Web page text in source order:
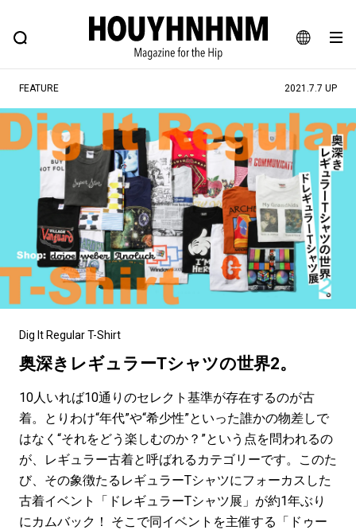
JA
EN
FEATURE BLOG SNAP
ヒップなファッション、カルチャー、ライフスタイルWEBマガジン
#注目のタグ
#SHOPPING ADDICT #憧れの逸品
#MONTHLY JOURNAL #ESSENTIAL DESIGNS
#NEW VINTAGE #古着サミット
#マイナーグッド図鑑 #フイナムのYouTube
#Commune H #FOCUS IT #AH.H
#ととけん #FASHION
#LIFESTYLE
#SPORTS #HANDSOME HANDBOOK
FEATURE 2021.7.7 UP
Dig It Regular T-Shirt
奥深きレギュラーTシャツの世界2。
10人いれば10通りのセレクト基準が存在するのが古
着。とりわけ“年代”や“希少性”といった誰かの物差しで
はなく“それをどう楽しむのか？”という点を問われるの
が、レギュラー古着と呼ばれるカテゴリーです。このた
び、その象徴たるレギュラーTシャツにフォーカスした
古着イベント「ドレギュラーTシャツ展」が約1年ぶり
にカムバック！ そこで同イベントを主催する「ドゥー